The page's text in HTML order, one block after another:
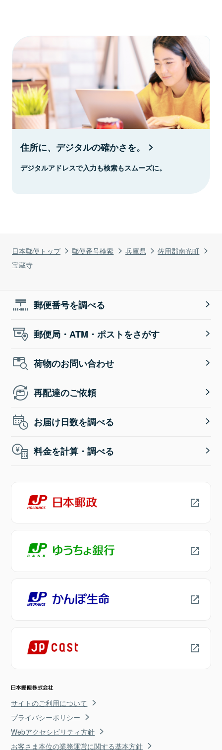
日本郵便トップ 郵便番号検索 兵庫県
佐用郡南光町
宝蔵寺
住所に、デジタルの確かさを。
デジタルアドレスで入力も検索もスムーズに。
郵便番号を調べる
郵便局・ATM・ポストをさがす
荷物のお問い合わせ
再配達のご依頼
お届け日数を調べる
料金を計算・調べる
サイトのご利用について
プライバシーポリシー
Webアクセシビリティ方針
お客さま本位の業務運営に関する基本方針